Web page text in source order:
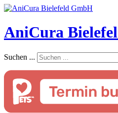
AniCura
Suchen ...